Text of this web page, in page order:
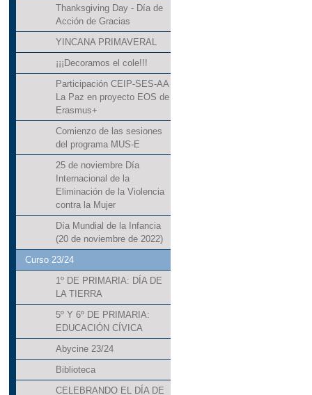
Thanksgiving Day - Día de
Acción de Gracias
YINCANA PRIMAVERAL
¡¡¡Decoramos el cole!!!
Participación CEIP-SES-AA
La Paz en proyecto EOS de
Erasmus+
Comienzo de las sesiones
del programa MUS-E
25 de noviembre Día
Internacional de la
Eliminación de la Violencia
contra la Mujer
Día Mundial de la Infancia
(20 de noviembre de 2022)
Curso 23/24
1º DE PRIMARIA: DÍA DE
LA TIERRA
5º Y 6º DE PRIMARIA:
EDUCACIÓN CÍVICA
Abycine 23/24
Biblioteca
CELEBRANDO EL DÍA DE